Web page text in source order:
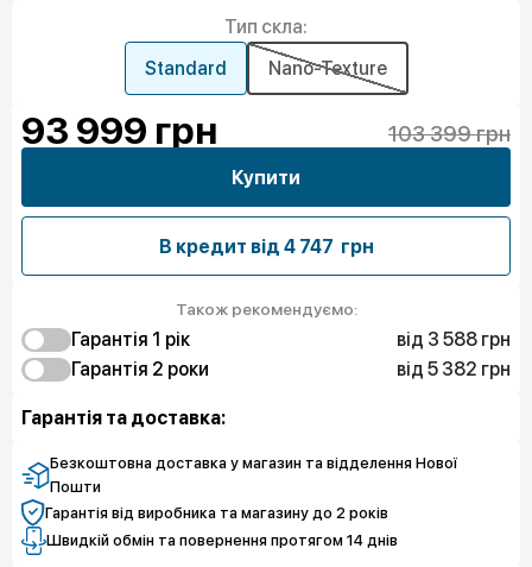
Тип скла:
Standard
Nano-Texture
93 999 грн 103 399 грн
Купити
В кредит від 4 747 грн
Також рекомендуємо:
Гарантія 1 рiк
від 3 588 грн
Захист від браку
3 588 грн
Гарантія 2 роки
від 5 382 грн
Захист екрана
Гарантія та доставка:
Безкоштовна доставка у магазин та відделення Нової
Пошти
Гарантія від виробника та магазину до 2 років
Швидкій обмін та повернення протягом 14 днів